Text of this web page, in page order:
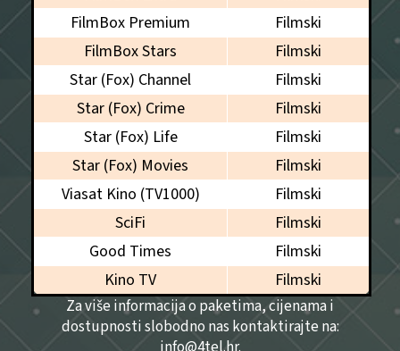
FilmBox Premium
Filmski
FilmBox Stars
Filmski
Star (Fox) Channel
Filmski
Star (Fox) Crime
Filmski
Star (Fox) Life
Filmski
Star (Fox) Movies
Filmski
Viasat Kino (TV1000)
Filmski
SciFi
Filmski
Good Times
Filmski
Kino TV
Filmski
Za više informacija o paketima, cijenama i
dostupnosti slobodno nas kontaktirajte na: